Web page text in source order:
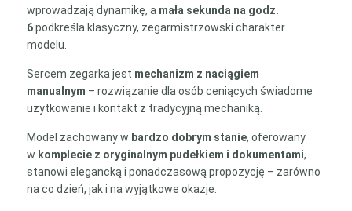
wprowadzają dynamikę, a mała sekunda na godz.
6podkreśla klasyczny, zegarmistrzowski charakter
modelu.
Sercem zegarka jest mechanizm z naciągiem
manualnym – rozwiązanie dla osób ceniących świadome
użytkowanie i kontakt z tradycyjną mechaniką.
Model zachowany w bardzo dobrym stanie, oferowany
w komplecie z oryginalnym pudełkiem i dokumentami,
stanowi elegancką i ponadczasową propozycję – zarówno
na co dzień, jak i na wyjątkowe okazje.